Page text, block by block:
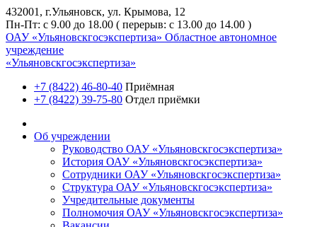
432001, г.Ульяновск, ул. Крымова, 12
Пн-Пт: с 9.00 до 18.00 ( перерыв: с 13.00 до 14.00 )
ОАУ «Ульяновскгосэкспертиза» Областное автономное
учреждение
«Ульяновскгосэкспертиза»
+7 (8422) 46-80-40 Приёмная
+7 (8422) 39-75-80 Отдел приёмки
Об учреждении
Руководство ОАУ «Ульяновскгосэкспертиза»
История ОАУ «Ульяновскгосэкспертиза»
Сотрудники ОАУ «Ульяновскгосэкспертиза»
Структура ОАУ «Ульяновскгосэкспертиза»
Учредительные документы
Полномочия ОАУ «Ульяновскгосэкспертиза»